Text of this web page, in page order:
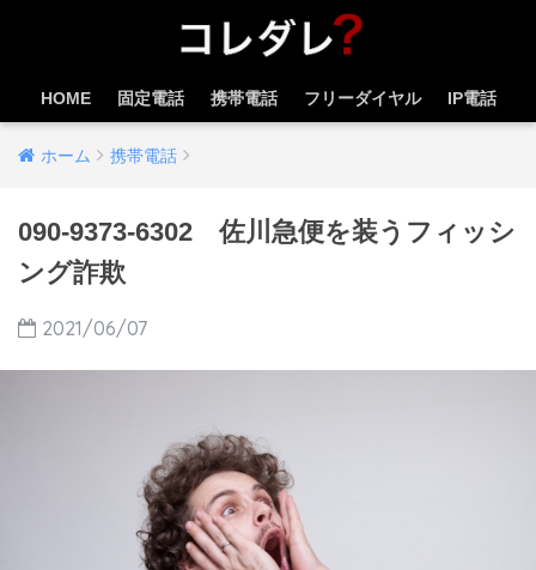
HOME 固定電話 携帯電話 フリーダイヤル IP電話
ホーム 携帯電話
090-9373-6302 佐川急便を装うフィッシ
ング詐欺
2021/06/07